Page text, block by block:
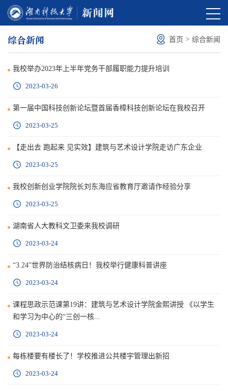
综合新闻 首页 > 综合新闻
我校举办2023年上半年党务干部履职能力提升培训
2023-03-26
第一届中国科技创新论坛暨首届香樟科技创新论坛在我校召开
2023-03-25
【走出去 跑起来 见实效】建筑与艺术设计学院走访广东企业
2023-03-25
我校创新创业学院院长刘东海应省教育厅邀请作经验分享
2023-03-25
湖南省人大教科文卫委来我校调研
2023-03-24
“3.24”世界防治结核病日！我校举行健康科普讲座
2023-03-24
课程思政示范课第19讲：建筑与艺术设计学院金熙讲授 《以学生
和学习为中心的“三创一核...
2023-03-24
每栋楼要有楼长了！学校推进公共楼宇管理出新招
2023-03-24